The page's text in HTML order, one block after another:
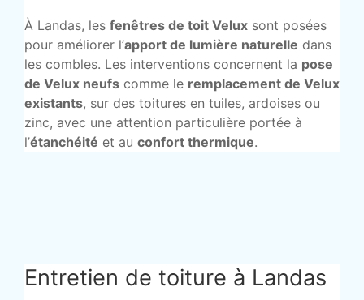
À Landas, les fenêtres de toit Velux sont posées
pour améliorer l’apport de lumière naturelle dans
les combles. Les interventions concernent la pose
de Velux neufs comme le remplacement de Velux
existants, sur des toitures en tuiles, ardoises ou
zinc, avec une attention particulière portée à
l’étanchéité et au confort thermique.
Entretien de toiture à Landas